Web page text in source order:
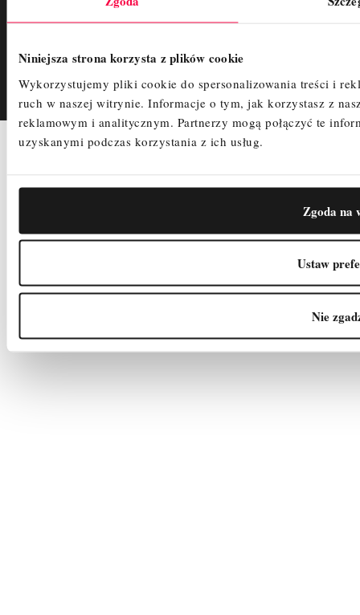
Niniejsza strona korzysta z plików cookie
Wykorzystujemy pliki cookie do spersonalizowania treści i
ruch w naszej witrynie. Informacje o tym, jak korzystasz z
reklamowym i analitycznym. Partnerzy mogą połączyć te
uzyskanymi podczas korzystania z ich usług.
Zgoda na
Ustaw
Nie
Regulamin
Polityka Prywatności
Śledzenie zamówienia
COPYRIGHTS2025
CREATED BY